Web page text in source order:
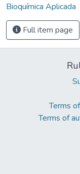
Bioquímica Aplicada
Full item page
Terms
Terms of